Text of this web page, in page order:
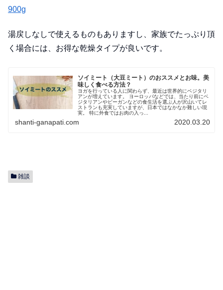
900g
湯戻しなしで使えるものもありますし、家族でたっぷり頂
く場合には、お得な乾燥タイプが良いです。
ソイミート（大豆ミート）のおススメとお味。美
味しく食べる方法？
ヨガを行っている人に関わらず、最近は世界的にベジタリ
アンが増えています。 ヨーロッパなどでは、当たり前にベ
ジタリアンやビーガンなどの食生活を選ぶ人が沢山いてレ
ストランも充実していますが、日本ではなかなか難しい現
実。 特に外食ではお肉の入っ...
shanti-ganapati.com 2020.03.20
雑談